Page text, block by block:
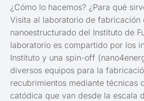
¿Cómo lo hacemos? ¿Para qué
Visita al laboratorio de fabricación
nanoestructurado del Instituto de
laboratorio es compartido por los
Instituto y una spin-off
diversos equipos para la
recubrimientos mediante técnicas
catódica que van desde la escala